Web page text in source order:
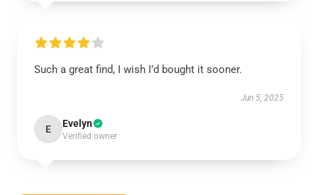
Such a great find, I wish I’d bought it sooner.
Jun 5, 2025
E Evelyn
Verified owner